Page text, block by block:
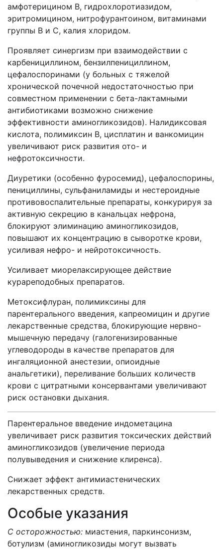
амфотерицином В, гидрохлоротиазидом,
эритромицином, нитрофурантоином, витаминами
группы В и С, калия хлоридом.
Проявляет синергизм при взаимодействии с
карбенициллином, бензилпенициллином,
цефалоспоринами (у больных с тяжелой
хронической почечной недостаточностью при
совместном применении с бета-лактамными
антибиотиками возможно снижение
эффективности аминогликозидов). Налидиксовая
кислота, полимиксин В, цисплатин и ванкомицин
увеличивают риск развития ото- и
нефротоксичности.
Диуретики (особенно фуросемид), цефалоспорины,
пенициллины, сульфаниламиды и нестероидные
противовоспалительные препараты, конкурируя за
активную секрецию в канальцах нефрона,
блокируют элиминацию аминогликозидов,
повышают их концентрацию в сыворотке крови,
усиливая нефро- и нейротоксичность.
Усиливает миорелаксирующее действие
курареподобных препаратов.
Метоксифлуран, полимиксины для
парентерального введения, капреомицин и другие
лекарственные средства, блокирующие нервно-
мышечную передачу (галогенизированные
углеводороды в качестве препаратов для
ингаляционной анестезии, опиоидные
анальгетики), переливание больших количеств
крови с цитратными консервантами увеличивают
риск остановки дыхания.
Парентеральное введение индометацина
увеличивает риск развития токсических действий
аминогликозидов (увеличение периода
полувыведения и снижение клиренса).
Снижает эффект антимиастенических
лекарственных средств.
Особые указания
С осторожностью: миастения, паркинсонизм,
ботулизм (аминогликозиды могут вызвать